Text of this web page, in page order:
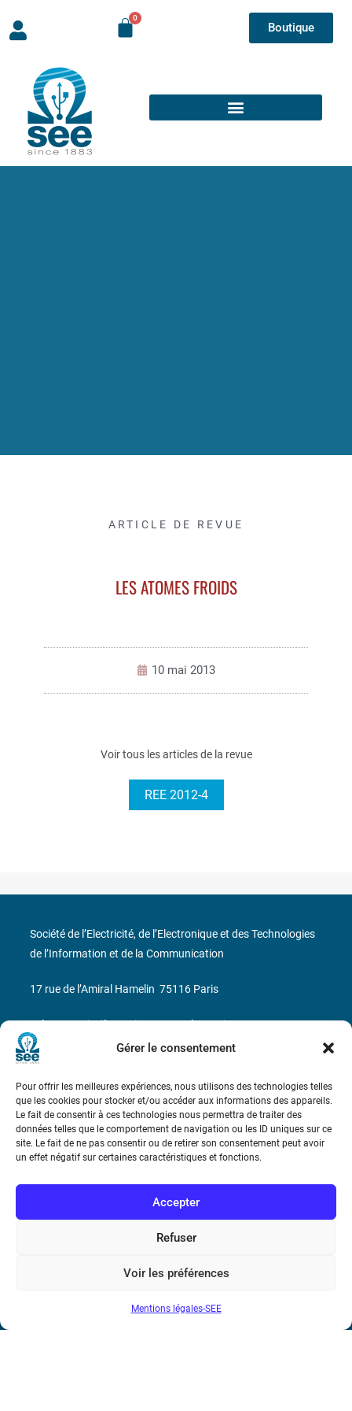
Gérer le consentement
Pour offrir les meilleures expériences, nous utilisons des technologies telles
que les cookies pour stocker et/ou accéder aux informations des appareils.
Le fait de consentir à ces technologies nous permettra de traiter des
données telles que le comportement de navigation ou les ID uniques sur ce
site. Le fait de ne pas consentir ou de retirer son consentement peut avoir
un effet négatif sur certaines caractéristiques et fonctions.
Accepter
Refuser
Voir les préférences
Mentions légales-SEE
Boutique
ARTICLE DE REVUE
LES ATOMES FROIDS
10 mai 2013
Voir tous les articles de la revue
REE 2012-4
Bicentenaire des découvertes d’André-
Marie Ampère
Conditions Générales de Vente
Société de l’Electricité, de l’Electronique et des Technologies
de l’Information et de la Communication
17 rue de l’Amiral Hamelin 75116 Paris
Métro : « Boissière » Ligne 6 et « Iéna » Ligne 9
Téléphone : (+33) 1 56 90 37 17
N° de SIREN : 785 393 232, Code APE : 9412Z TVA intra-
communautaire : FR44 785 393 232